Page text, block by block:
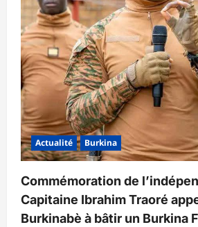
Actualité Burkina
Commémoration de
Capitaine Ibrahim Traoré
Burkinabè à bâtir un Burkina